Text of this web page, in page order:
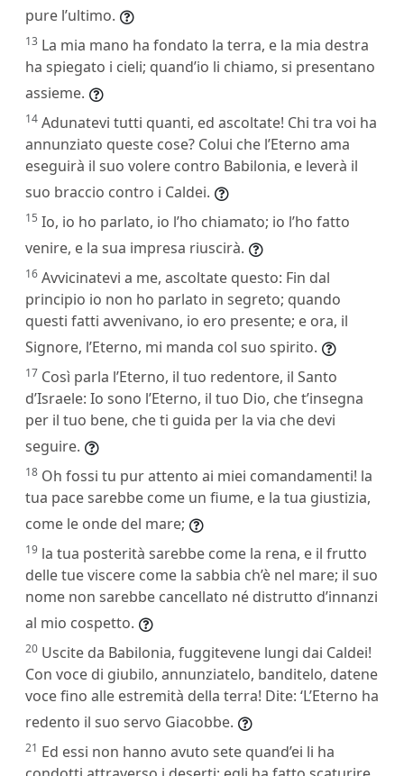
pure l’ultimo.
13 La mia mano ha fondato la terra, e la mia destra
ha spiegato i cieli; quand’io li chiamo, si presentano
assieme.
14 Adunatevi tutti quanti, ed ascoltate! Chi tra voi ha
annunziato queste cose? Colui che l’Eterno ama
eseguirà il suo volere contro Babilonia, e leverà il
suo braccio contro i Caldei.
15 Io, io ho parlato, io l’ho chiamato; io l’ho fatto
venire, e la sua impresa riuscirà.
16 Avvicinatevi a me, ascoltate questo: Fin dal
principio io non ho parlato in segreto; quando
questi fatti avvenivano, io ero presente; e ora, il
Signore, l’Eterno, mi manda col suo spirito.
17 Così parla l’Eterno, il tuo redentore, il Santo
d’Israele: Io sono l’Eterno, il tuo Dio, che t’insegna
per il tuo bene, che ti guida per la via che devi
seguire.
18 Oh fossi tu pur attento ai miei comandamenti! la
tua pace sarebbe come un fiume, e la tua giustizia,
come le onde del mare;
19 la tua posterità sarebbe come la rena, e il frutto
delle tue viscere come la sabbia ch’è nel mare; il suo
nome non sarebbe cancellato né distrutto d’innanzi
al mio cospetto.
20 Uscite da Babilonia, fuggitevene lungi dai Caldei!
Con voce di giubilo, annunziatelo, banditelo, datene
voce fino alle estremità della terra! Dite: ‘L’Eterno ha
redento il suo servo Giacobbe.
21 Ed essi non hanno avuto sete quand’ei li ha